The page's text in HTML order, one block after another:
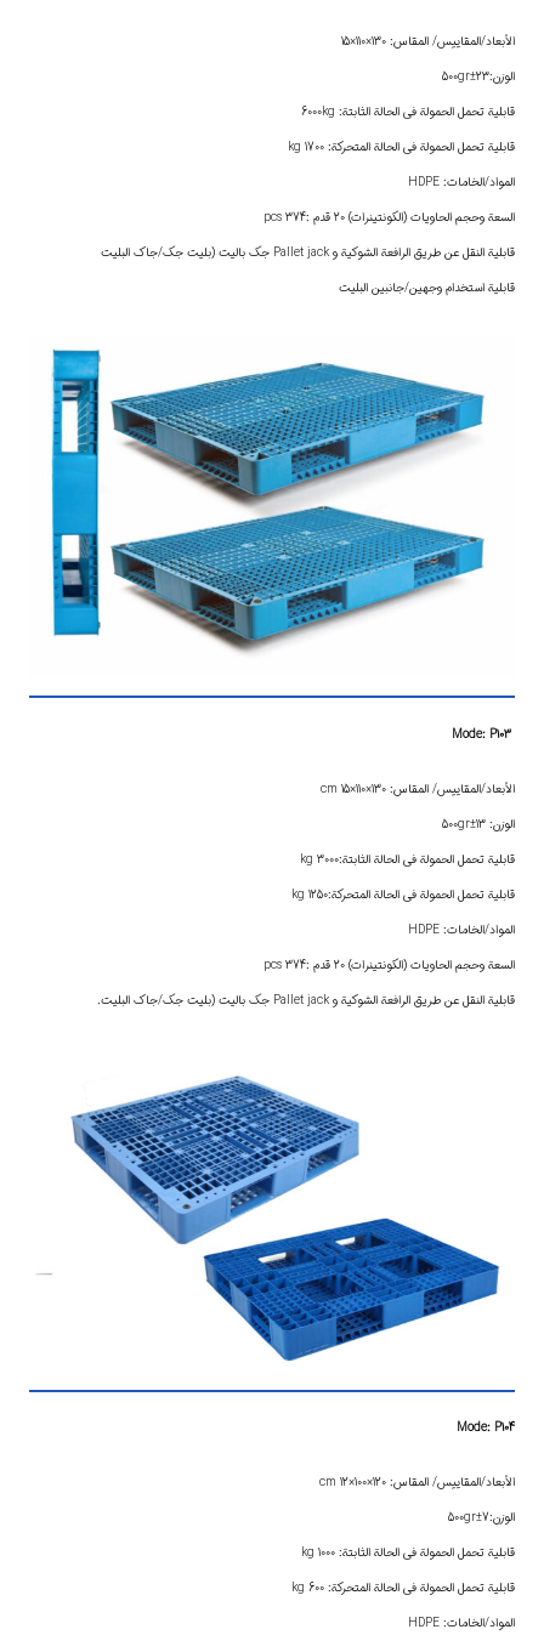
الأبعاد/المقاييس/ المقاس: 130×110×15
الوزن:23±500gr
قابلية تحمل الحمولة في الحالة الثابتة: 6000kg
قابلية تحمل الحمولة في الحالة المتحركة: 1700 kg
المواد/الخامات: HDPE
السعة وحجم الحاويات (الكونتينرات) 20 قدم :374 pcs
قابلية النقل عن طريق الرافعة الشوكية و Pallet jack جك باليت (بليت جك/جاك البليت
قابلية استخدام وجهين/جانبین البليت
الأبعاد/المقاييس/ المقاس: 130×110×15 cm
الوزن: 13±500gr
قابلية تحمل الحمولة في الحالة الثابتة:3000 kg
قابلية تحمل الحمولة في الحالة المتحركة:1250 kg
المواد/الخامات: HDPE
السعة وحجم الحاويات (الكونتينرات) 20 قدم :374 pcs
قابلية النقل عن طريق الرافعة الشوكية و Pallet jack جك باليت (بليت جك/جاك البليت.
Mode: P104
الأبعاد/المقاييس/ المقاس: 120×100×12 cm
الوزن:7±500gr
قابلية تحمل الحمولة في الحالة الثابتة: 1000 kg
قابلية تحمل الحمولة في الحالة المتحركة: 600 kg
المواد/الخامات: HDPE